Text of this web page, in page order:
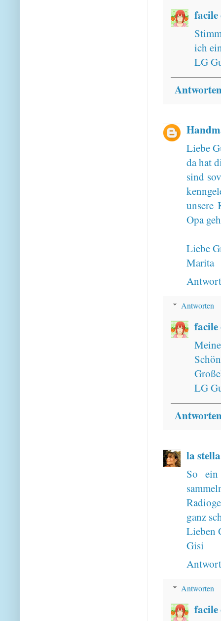
facile
ich
LG
Liebe
da hat
sind
unsere
Opa
Liebe
Marita
Antworten
facile
LG
la
So
ganz
Lieben
Gisi
Antworten
facile